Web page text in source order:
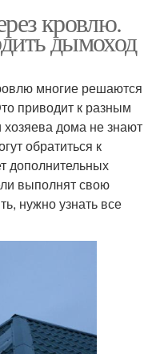
кровлю.
дымоход
многие решаются
приводит к разным
дома не знают
обратиться к
дополнительных
выполнят свою
нужно узнать все